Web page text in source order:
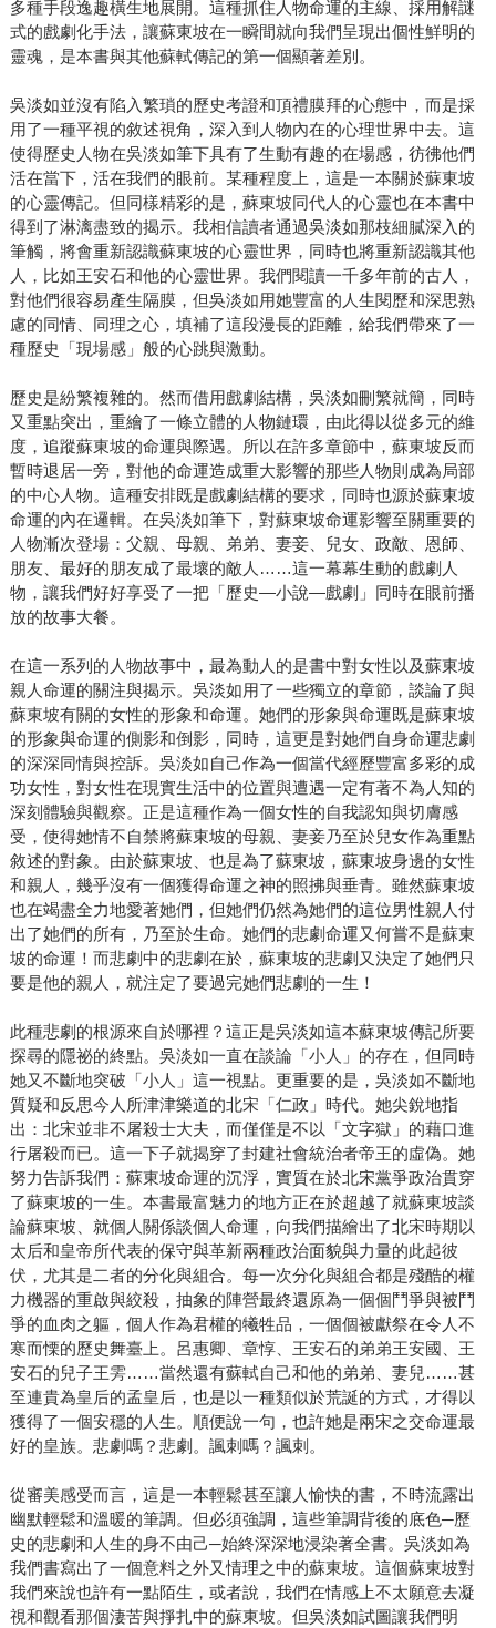
多種手段逸趣橫生地展開。這種抓住人物命運的主線、採用解謎
式的戲劇化手法，讓蘇東坡在一瞬間就向我們呈現出個性鮮明的
靈魂，是本書與其他蘇軾傳記的第一個顯著差別。
吳淡如並沒有陷入繁瑣的歷史考證和頂禮膜拜的心態中，而是採
用了一種平視的敘述視角，深入到人物內在的心理世界中去。這
使得歷史人物在吳淡如筆下具有了生動有趣的在場感，彷彿他們
活在當下，活在我們的眼前。某種程度上，這是一本關於蘇東坡
的心靈傳記。但同樣精彩的是，蘇東坡同代人的心靈也在本書中
得到了淋漓盡致的揭示。我相信讀者通過吳淡如那枝細膩深入的
筆觸，將會重新認識蘇東坡的心靈世界，同時也將重新認識其他
人，比如王安石和他的心靈世界。我們閱讀一千多年前的古人，
對他們很容易產生隔膜，但吳淡如用她豐富的人生閱歷和深思熟
慮的同情、同理之心，填補了這段漫長的距離，給我們帶來了一
種歷史「現場感」般的心跳與激動。
歷史是紛繁複雜的。然而借用戲劇結構，吳淡如刪繁就簡，同時
又重點突出，重繪了一條立體的人物鏈環，由此得以從多元的維
度，追蹤蘇東坡的命運與際遇。所以在許多章節中，蘇東坡反而
暫時退居一旁，對他的命運造成重大影響的那些人物則成為局部
的中心人物。這種安排既是戲劇結構的要求，同時也源於蘇東坡
命運的內在邏輯。在吳淡如筆下，對蘇東坡命運影響至關重要的
人物漸次登場：父親、母親、弟弟、妻妾、兒女、政敵、恩師、
朋友、最好的朋友成了最壞的敵人……這一幕幕生動的戲劇人
物，讓我們好好享受了一把「歷史—小說—戲劇」同時在眼前播
放的故事大餐。
在這一系列的人物故事中，最為動人的是書中對女性以及蘇東坡
親人命運的關注與揭示。吳淡如用了一些獨立的章節，談論了與
蘇東坡有關的女性的形象和命運。她們的形象與命運既是蘇東坡
的形象與命運的側影和倒影，同時，這更是對她們自身命運悲劇
的深深同情與控訴。吳淡如自己作為一個當代經歷豐富多彩的成
功女性，對女性在現實生活中的位置與遭遇一定有著不為人知的
深刻體驗與觀察。正是這種作為一個女性的自我認知與切膚感
受，使得她情不自禁將蘇東坡的母親、妻妾乃至於兒女作為重點
敘述的對象。由於蘇東坡、也是為了蘇東坡，蘇東坡身邊的女性
和親人，幾乎沒有一個獲得命運之神的照拂與垂青。雖然蘇東坡
也在竭盡全力地愛著她們，但她們仍然為她們的這位男性親人付
出了她們的所有，乃至於生命。她們的悲劇命運又何嘗不是蘇東
坡的命運！而悲劇中的悲劇在於，蘇東坡的悲劇又決定了她們只
要是他的親人，就注定了要過完她們悲劇的一生！
此種悲劇的根源來自於哪裡？這正是吳淡如這本蘇東坡傳記所要
探尋的隱祕的終點。吳淡如一直在談論「小人」的存在，但同時
她又不斷地突破「小人」這一視點。更重要的是，吳淡如不斷地
質疑和反思今人所津津樂道的北宋「仁政」時代。她尖銳地指
出：北宋並非不屠殺士大夫，而僅僅是不以「文字獄」的藉口進
行屠殺而已。這一下子就揭穿了封建社會統治者帝王的虛偽。她
努力告訴我們：蘇東坡命運的沉浮，實質在於北宋黨爭政治貫穿
了蘇東坡的一生。本書最富魅力的地方正在於超越了就蘇東坡談
論蘇東坡、就個人關係談個人命運，向我們描繪出了北宋時期以
太后和皇帝所代表的保守與革新兩種政治面貌與力量的此起彼
伏，尤其是二者的分化與組合。每一次分化與組合都是殘酷的權
力機器的重啟與絞殺，抽象的陣營最終還原為一個個鬥爭與被鬥
爭的血肉之軀，個人作為君權的犧牲品，一個個被獻祭在令人不
寒而慄的歷史舞臺上。呂惠卿、章惇、王安石的弟弟王安國、王
安石的兒子王雱……當然還有蘇軾自己和他的弟弟、妻兒……甚
至連貴為皇后的孟皇后，也是以一種類似於荒誕的方式，才得以
獲得了一個安穩的人生。順便說一句，也許她是兩宋之交命運最
好的皇族。悲劇嗎？悲劇。諷刺嗎？諷刺。
從審美感受而言，這是一本輕鬆甚至讓人愉快的書，不時流露出
幽默輕鬆和溫暖的筆調。但必須強調，這些筆調背後的底色─歷
史的悲劇和人生的身不由己─始終深深地浸染著全書。吳淡如為
我們書寫出了一個意料之外又情理之中的蘇東坡。這個蘇東坡對
我們來說也許有一點陌生，或者說，我們在情感上不太願意去凝
視和觀看那個淒苦與掙扎中的蘇東坡。但吳淡如試圖讓我們明